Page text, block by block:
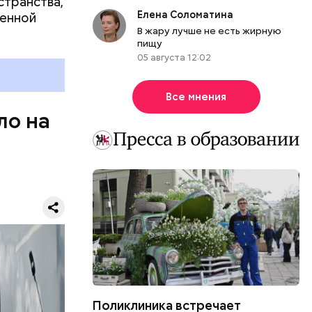
на
270
14
в
Елена Соломатина
В жару лучше не есть жирную
пищу
05 августа 12:02
Все мнения
Поликлиника встречает